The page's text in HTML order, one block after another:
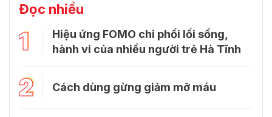
Đọc nhiều
1
Hiệu ứng FOMO chi phối lối sống,
hành vi của nhiều người trẻ Hà Tĩnh
2 Cách dùng gừng giảm mỡ máu